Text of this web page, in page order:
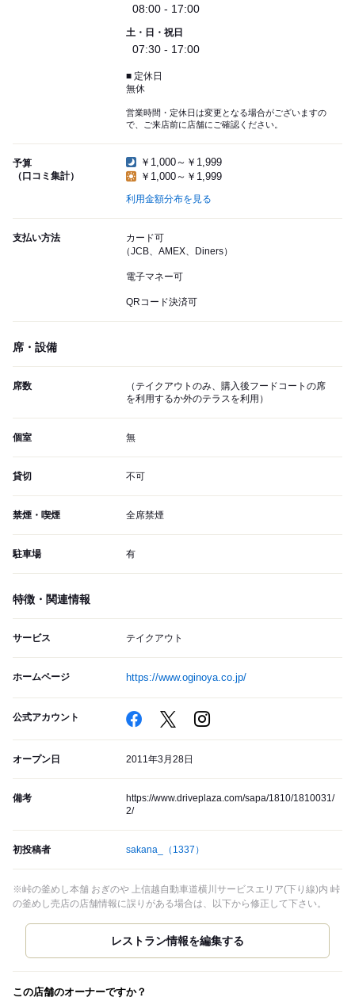
08:00 - 17:00
土・日・祝日
07:30 - 17:00
■ 定休日
無休
営業時間・定休日は変更となる場合がございますの
で、ご来店前に店舗にご確認ください。
予算
（口コミ集計）
￥1,000～￥1,999
￥1,000～￥1,999
利用金額分布を見る
支払い方法
カード可
（JCB、AMEX、Diners）
電子マネー可
QRコード決済可
席・設備
席数
（テイクアウトのみ、購入後フードコートの席
を利用するか外のテラスを利用）
個室 無
貸切 不可
禁煙・喫煙 全席禁煙
駐車場 有
特徴・関連情報
サービス テイクアウト
ホームページ https://www.oginoya.co.jp/
公式アカウント
オープン日 2011年3月28日
備考
https://www.driveplaza.com/sapa/1810/1810031/
2/
初投稿者 sakana_ （1337）
※峠の釜めし本舗 おぎのや 上信越自動車道横川サービスエリア(下り線)内 峠
の釜めし売店の店舗情報に誤りがある場合は、以下から修正して下さい。
この店舗のオーナーですか？